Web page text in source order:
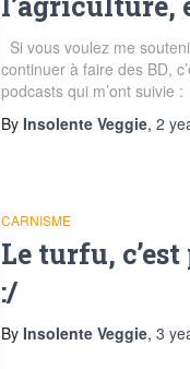
Si vous voulez me
continuer à faire des BD,
podcasts qui m’ont suivie :
By Insolente Veggie, 2
CARNISME
Le turfu, c’est
:/
By Insolente Veggie, 3